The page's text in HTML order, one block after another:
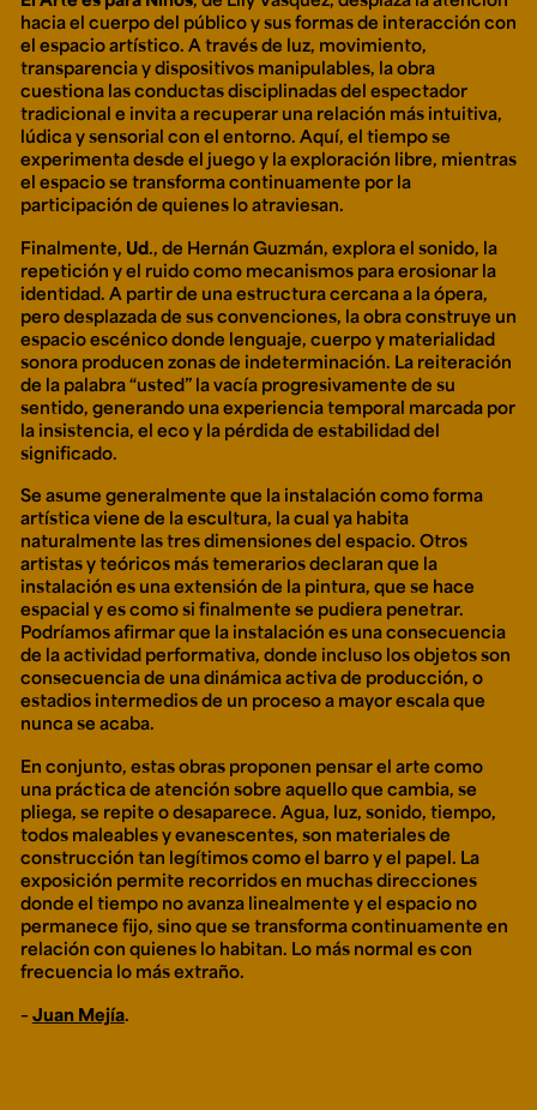
hacia el cuerpo del público y sus formas de interacción con
el espacio artístico. A través de luz, movimiento,
transparencia y dispositivos manipulables, la obra
cuestiona las conductas disciplinadas del espectador
tradicional e invita a recuperar una relación más intuitiva,
lúdica y sensorial con el entorno. Aquí, el tiempo se
experimenta desde el juego y la exploración libre, mientras
el espacio se transforma continuamente por la
participación de quienes lo atraviesan.
Finalmente, Ud., de Hernán Guzmán, explora el sonido, la
repetición y el ruido como mecanismos para erosionar la
identidad. A partir de una estructura cercana a la ópera,
pero desplazada de sus convenciones, la obra construye un
espacio escénico donde lenguaje, cuerpo y materialidad
sonora producen zonas de indeterminación. La reiteración
de la palabra “usted” la vacía progresivamente de su
sentido, generando una experiencia temporal marcada por
la insistencia, el eco y la pérdida de estabilidad del
significado.
Se asume generalmente que la instalación como forma
artística viene de la escultura, la cual ya habita
naturalmente las tres dimensiones del espacio. Otros
artistas y teóricos más temerarios declaran que la
instalación es una extensión de la pintura, que se hace
espacial y es como si finalmente se pudiera penetrar.
Podríamos afirmar que la instalación es una consecuencia
de la actividad performativa, donde incluso los objetos son
consecuencia de una dinámica activa de producción, o
estadios intermedios de un proceso a mayor escala que
nunca se acaba.
En conjunto, estas obras proponen pensar el arte como
una práctica de atención sobre aquello que cambia, se
pliega, se repite o desaparece. Agua, luz, sonido, tiempo,
todos maleables y evanescentes, son materiales de
construcción tan legítimos como el barro y el papel. La
exposición permite recorridos en muchas direcciones
donde el tiempo no avanza linealmente y el espacio no
permanece fijo, sino que se transforma continuamente en
relación con quienes lo habitan. Lo más normal es con
frecuencia lo más extraño.
– Juan Mejía.